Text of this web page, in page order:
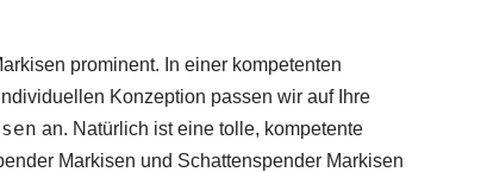
prominent. In einer kompetenten
Konzeption passen wir auf Ihre
an. Natürlich ist eine tolle, kompetente
Markisen und Schattenspender Markisen